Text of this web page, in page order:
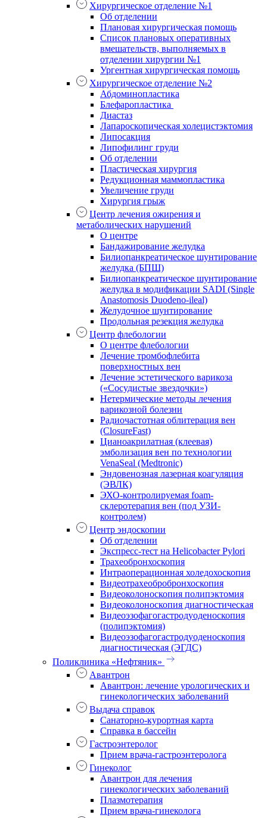
Хирургическое отделение №1
Об отделении
Плановая хирургическая помощь
Список плановых оперативных
вмешательств, выполняемых в
отделении хирургии №1
Ургентная хирургическая помощь
Хирургическое отделение №2
Абдоминопластика
Блефаропластика
Диастаз
Лапароскопическая холецистэктомия
Липосакция
Липофилинг груди
Об отделении
Пластическая хирургия
Редукционная маммопластика
Увеличение груди
Хирургия грыж
Центр лечения ожирения и
метаболических нарушений
О центре
Бандажирование желудка
Билиопанкреатическое шунтирование
желудка (БПШ)
Билиопанкреатическое шунтирование
желудка в модификации SADI (Single
Anastomosis Duodeno-ileal)
Желудочное шунтирование
Продольная резекция желудка
Центр флебологии
О центре флебологии
Лечение тромбофлебита
поверхностных вен
Лечение эстетического варикоза
(«Сосудистые звездочки»)
Нетермические методы лечения
варикозной болезни
Радиочастотная облитерация вен
(ClosureFast)
Цианоакрилатная (клеевая)
эмболизация вен по технологии
VenaSeal (Medtronic)
Эндовенозная лазерная коагуляция
(ЭВЛК)
ЭХО-контролируемая foam-
склеротерапия вен (под УЗИ-
контролем)
Центр эндоскопии
Об отделении
Экспресс-тест на Helicobacter Pylori
Трахеобронхоскопия
Интраоперационная холедохоскопия
Видеотрахеобробронхоскопия
Видеоколоноскопия полипэктомия
Видеоколоноскопия диагностическая
Видеоэзофагогастродуоденоскопия
(полипэктомия)
Видеоэзофагогастродуоденоскопия
диагностическая (ЭГДС)
Поликлиника «Нефтяник»
Авантрон
Авантрон: лечение урологических и
гинекологических заболеваний
Выдача справок
Санаторно-курортная карта
Справка в бассейн
Гастроэнтеролог
Прием врача-гастроэнтеролога
Гинеколог
Авантрон для лечения
гинекологических заболеваний
Плазмотерапия
Прием врача-гинеколога